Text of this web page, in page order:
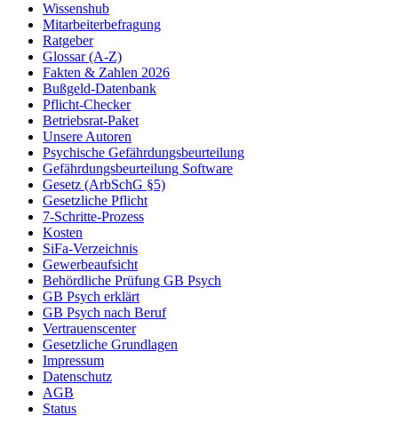
Wissenshub
Mitarbeiterbefragung
Ratgeber
Glossar (A-Z)
Fakten & Zahlen 2026
Bußgeld-Datenbank
Pflicht-Checker
Betriebsrat-Paket
Unsere Autoren
Psychische Gefährdungsbeurteilung
Gefährdungsbeurteilung Software
Gesetz (ArbSchG §5)
Gesetzliche Pflicht
7-Schritte-Prozess
Kosten
SiFa-Verzeichnis
Gewerbeaufsicht
Behördliche Prüfung GB Psych
GB Psych erklärt
GB Psych nach Beruf
Vertrauenscenter
Gesetzliche Grundlagen
Impressum
Datenschutz
AGB
Status